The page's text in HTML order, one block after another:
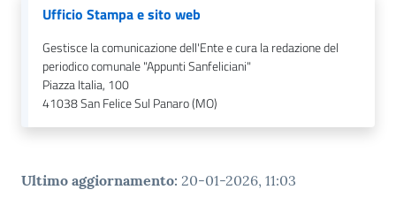
o
Ufficio Stampa e sito web
Gestisce la comunicazione dell'Ente e cura la redazione del
periodico comunale "Appunti Sanfeliciani"
Piazza Italia, 100
41038San Felice Sul Panaro (MO)
Ultimo aggiornamento: 20-01-2026, 11:03